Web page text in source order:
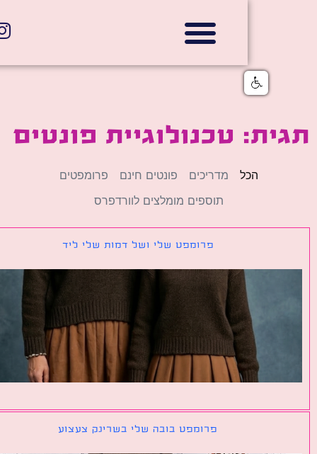
טכנולוגיית פונטים
מדריכים פונטים חינם
פרומפטים
תוספים מומלצים לוורדפרס
פרומפט שלי ושל דמות שלי ליד
פרומפט בובה שלי בשרינק צעצוע